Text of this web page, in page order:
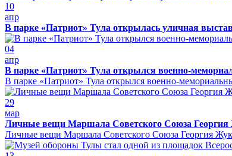
10
апр
В парке «Патриот» Тула открылась уличная
04
апр
В парке «Патриот» Тула открылся военно-
В парке «Патриот» Тула открылся военно-
29
мар
Личные вещи Маршала Советского Союза Георгия
Личные вещи Маршала Советского Союза Георгия